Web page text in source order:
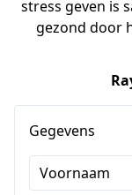
stress geven is
gezond door
Gegevens
Voornaam